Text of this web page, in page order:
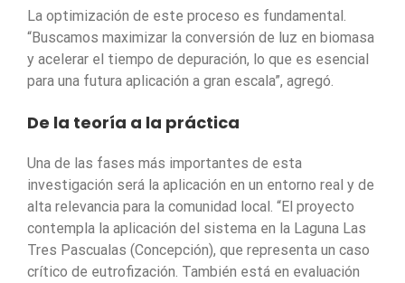
La optimización de este proceso es fundamental.
“Buscamos maximizar la conversión de luz en biomasa
y acelerar el tiempo de depuración, lo que es esencial
para una futura aplicación a gran escala”, agregó.
De la teoría a la práctica
Una de las fases más importantes de esta
investigación será la aplicación en un entorno real y de
alta relevancia para la comunidad local. “El proyecto
contempla la aplicación del sistema en la Laguna Las
Tres Pascualas (Concepción), que representa un caso
crítico de eutrofización. También está en evaluación